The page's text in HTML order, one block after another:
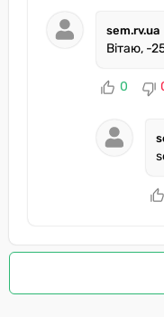
sem.rv.ua
Вітаю, -
0